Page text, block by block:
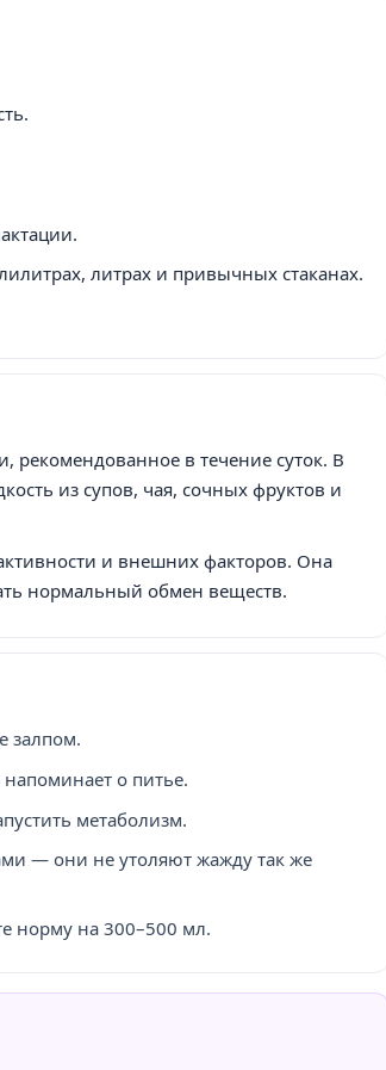
литрах и привычных стаканах.
рекомендованное в течение суток. В
из супов, чая, сочных фруктов и
и внешних факторов. Она
нормальный обмен веществ.
залпом.
о питье.
метаболизм.
— они не утоляют жажду так же
норму на 300–500 мл.